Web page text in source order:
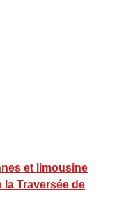
et limousine
Traversée de